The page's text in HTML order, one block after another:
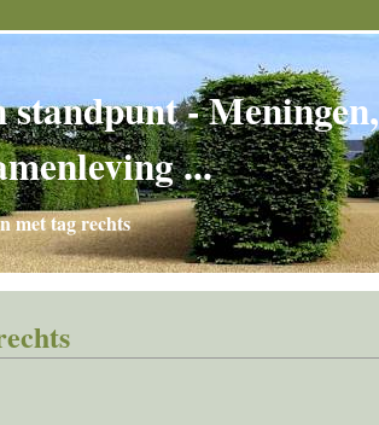
-
...
met tag rechts